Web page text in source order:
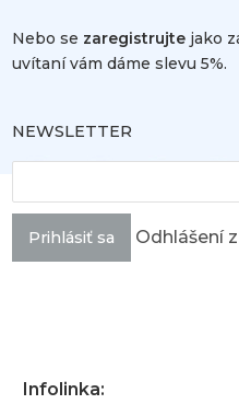
Nebo se zaregistrujte jako
uvítaní vám dáme slevu 5%.
NEWSLETTER
Prihlásiť sa Odhlášení
Infolinka: